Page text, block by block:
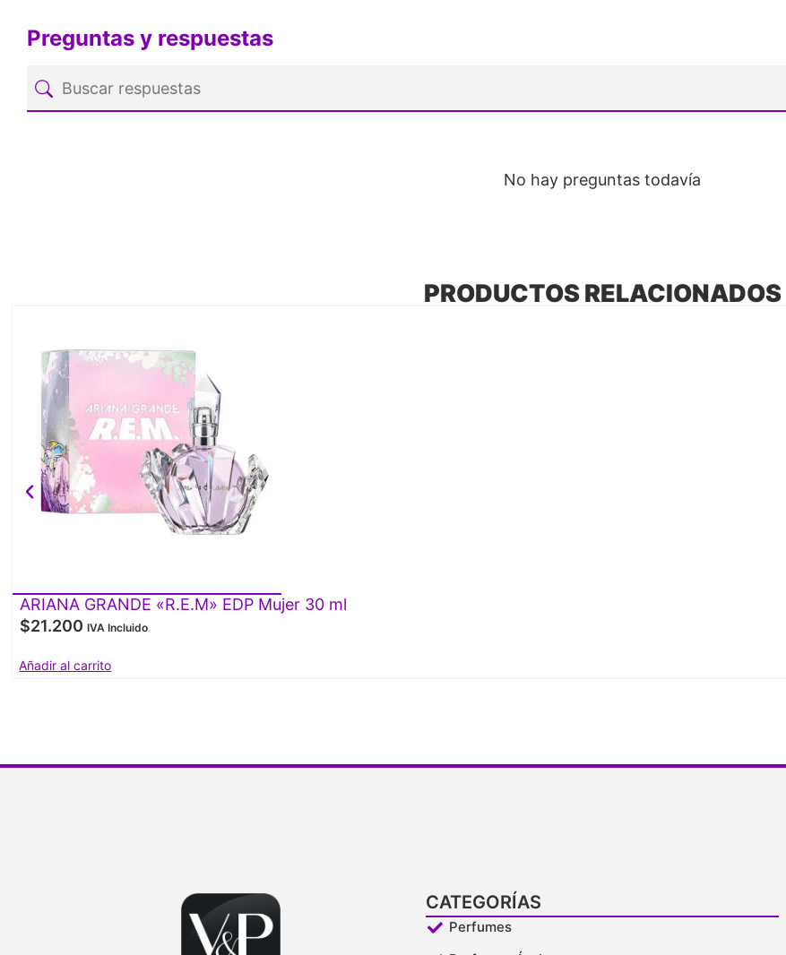
Preguntas y respuestas
No hay preguntas todavía
PRODUCTOS RELACIONADOS
ARIANA GRANDE «R.E.M» EDP Mujer 30 ml
$21.200 IVA Incluido
Añadir al carrito
CATEGORÍAS
Perfumes